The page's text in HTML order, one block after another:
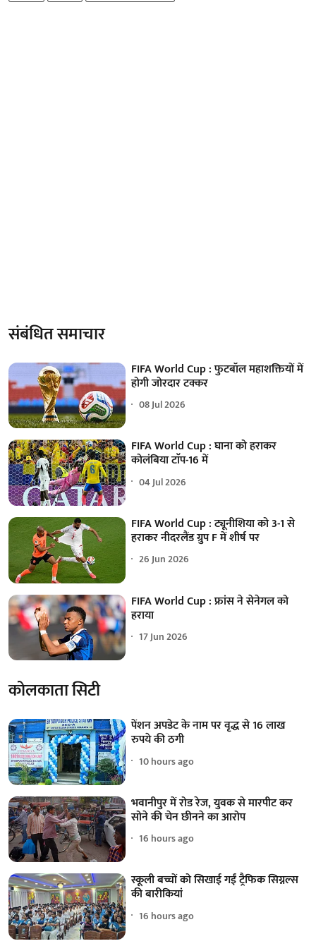
संबंधित समाचार
FIFA World Cup : फुटबॉल महाशक्तियों में
होगी जोरदार टक्कर
08 Jul 2026
FIFA World Cup : घाना को हराकर
कोलंबिया टाॅप-16 में
04 Jul 2026
FIFA World Cup : ट्यूनीशिया को 3-1 से
हराकर नीदरलैंड ग्रुप F में शीर्ष पर
26 Jun 2026
FIFA World Cup : फ्रांस ने सेनेगल को
हराया
17 Jun 2026
कोलकाता सिटी
पेंशन अपडेट के नाम पर वृद्ध से 16 लाख
रुपये की ठगी
10 hours ago
भवानीपुर में रोड रेज, युवक से मारपीट कर
सोने की चेन छीनने का आरोप
16 hours ago
स्कूली बच्चों को सिखाई गईं ट्रैफिक सिग्नल्स
की बारीकियां
16 hours ago